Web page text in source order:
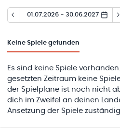
01.07.2026 - 30.06.2027
Keine Spiele gefunden
Es sind keine Spiele
gesetzten Zeitraum keine
der Spielpläne ist noch nicht
dich im Zweifel an deinen
Ansetzung der Spiele